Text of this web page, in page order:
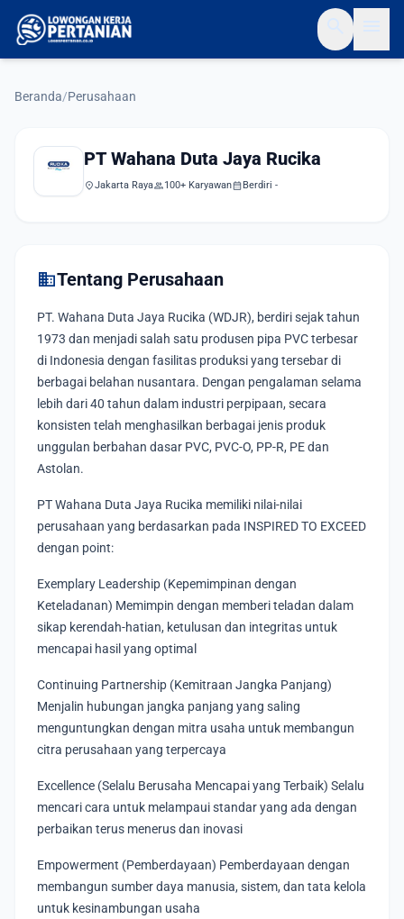
Beranda/Perusahaan
PT Wahana Duta Jaya Rucika
location_onJakarta Rayagroup100+ Karyawancalendar_monthBerdiri -
domainTentang Perusahaan
PT. Wahana Duta Jaya Rucika (WDJR), berdiri sejak tahun
1973 dan menjadi salah satu produsen pipa PVC terbesar
di Indonesia dengan fasilitas produksi yang tersebar di
berbagai belahan nusantara. Dengan pengalaman selama
lebih dari 40 tahun dalam industri perpipaan, secara
konsisten telah menghasilkan berbagai jenis produk
unggulan berbahan dasar PVC, PVC-O, PP-R, PE dan
Astolan.
PT Wahana Duta Jaya Rucika memiliki nilai-nilai
perusahaan yang berdasarkan pada INSPIRED TO EXCEED
dengan point:
Exemplary Leadership (Kepemimpinan dengan
Keteladanan) Memimpin dengan memberi teladan dalam
sikap kerendah-hatian, ketulusan dan integritas untuk
mencapai hasil yang optimal
Continuing Partnership (Kemitraan Jangka Panjang)
Menjalin hubungan jangka panjang yang saling
menguntungkan dengan mitra usaha untuk membangun
citra perusahaan yang terpercaya
Excellence (Selalu Berusaha Mencapai yang Terbaik) Selalu
mencari cara untuk melampaui standar yang ada dengan
perbaikan terus menerus dan inovasi
Empowerment (Pemberdayaan) Pemberdayaan dengan
membangun sumber daya manusia, sistem, dan tata kelola
untuk kesinambungan usaha